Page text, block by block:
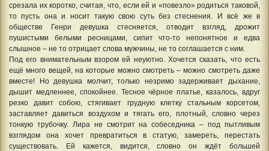
срезала их коротко, считая, что, если ей и «повезло» родиться таковой,
то пусть она и носит такую свою суть без стеснения. И всё же в
обществе Генри девушка стесняется, отводит взгляд, дрожит
пушистыми белыми ресницами, сипит что-то непонятное и едва
слышное – не то отрицает слова мужчины, не то соглашается с ним.
Под его внимательным взором ей неуютно. Хочется сказать, что есть
ещё много вещей, на которые можно смотреть – можно смотреть даже
вместе! Но девушка молчит, только незримо задерживает дыхание,
дышит медленнее, спокойнее. Тесное чёрное платье, казалось, вдруг
резко давит собою, стягивает грудную клетку стальным корсетом,
заставляет давиться воздухом и тягать его, плотный, словно через
тонкую трубочку. Лира не смотрит на собеседника – под пытливым
взглядом она хочет превратиться в статую, замереть, перестать
существовать. Ей кажется, видится, словно он ждёт большей